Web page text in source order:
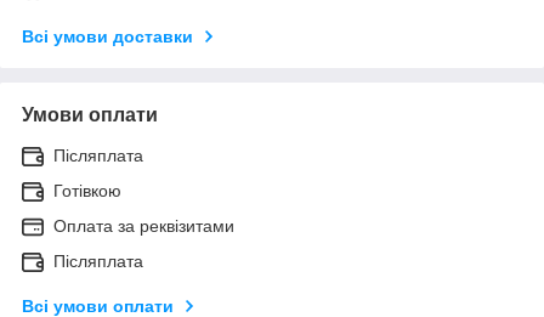
Всі умови доставки
Умови оплати
Післяплата
Готівкою
Оплата за реквізитами
Післяплата
Всі умови оплати